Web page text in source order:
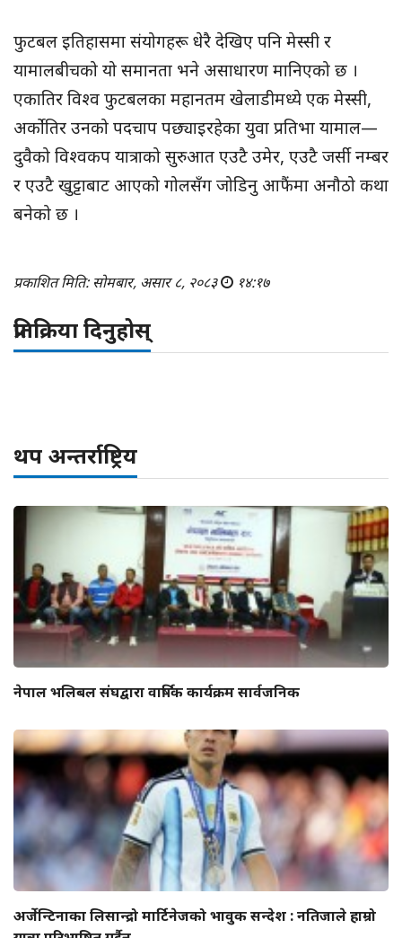
फुटबल इतिहासमा संयोगहरू धेरै देखिए पनि मेस्सी र
यामालबीचको यो समानता भने असाधारण मानिएको छ ।
एकातिर विश्व फुटबलका महानतम खेलाडीमध्ये एक मेस्सी,
अर्कोतिर उनको पदचाप पछ्याइरहेका युवा प्रतिभा यामाल—
दुवैको विश्वकप यात्राको सुरुआत एउटै उमेर, एउटै जर्सी नम्बर
र एउटै खुट्टाबाट आएको गोलसँग जोडिनु आफैंमा अनौठो कथा
बनेको छ ।
प्रकाशित मिति: सोमबार, असार ८, २०८३ १४:१७
प्रतिक्रिया दिनुहोस्
थप अन्तर्राष्ट्रिय
नेपाल भलिबल संघद्वारा वार्षिक कार्यक्रम सार्वजनिक
अर्जेन्टिनाका लिसान्द्रो मार्टिनेजको भावुक सन्देश : नतिजाले हाम्रो